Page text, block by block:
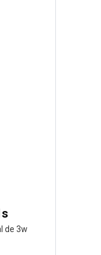
de 3w